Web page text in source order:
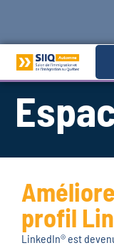
profil
LinkedIn® est